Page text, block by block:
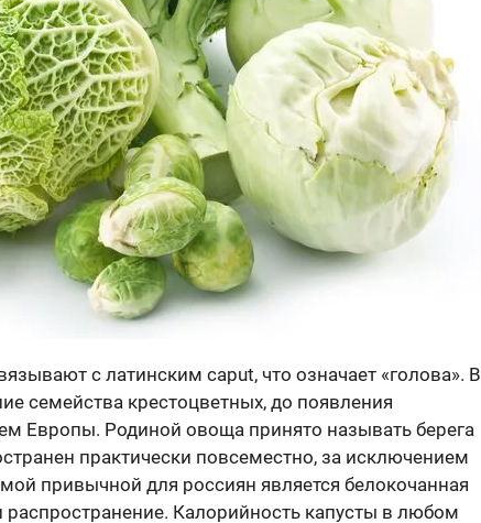
с латинским caput, что означает «голова». В
семейства крестоцветных, до появления
Европы. Родиной овоща принято называть берега
практически повсеместно, за исключением
привычной для россиян является белокочанная
распространение. Калорийность капусты в любом